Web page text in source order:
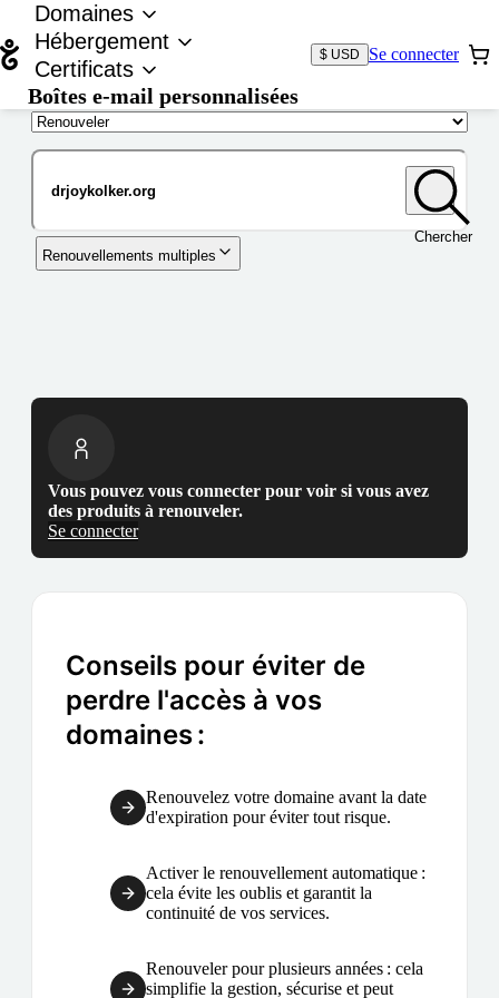
Domaines
Hébergement
Certificats
Boîtes e-mail personnalisées
$ USD Se connecter
Chercher
Renouvellements multiples
Vous pouvez vous connecter pour voir si vous avez
des produits à renouveler.
Se connecter
Conseils pour éviter de
perdre l'accès à vos
domaines :
Renouvelez votre domaine avant la date
d'expiration pour éviter tout risque.
Activer le renouvellement automatique :
cela évite les oublis et garantit la
continuité de vos services.
Renouveler pour plusieurs années : cela
simplifie la gestion, sécurise et peut